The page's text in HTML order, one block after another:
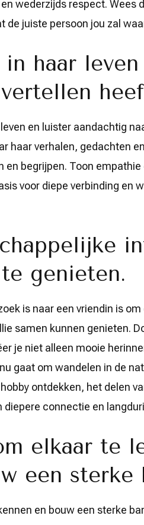
wederzijds respect. Wees
de juiste persoon jou zal
in haar
en luister aandachtig
haar verhalen, gedachten
en begrijpen. Toon
voor diepe verbinding en
genieten.
is naar een vriendin is
samen kunnen genieten.
je niet alleen mooie
gaat om wandelen in de
ontdekken, het delen
diepere connectie en
elkaar te
een sterke
en bouw een sterke